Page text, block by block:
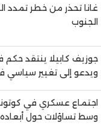
غانا تحذر من خطر تمدد
الجنوب
جوزيف كابيلا ينتقد
ويدعو إلى تغيير سياسي
اجتماع عسكري في
وسط تساؤلات حول أبعاده